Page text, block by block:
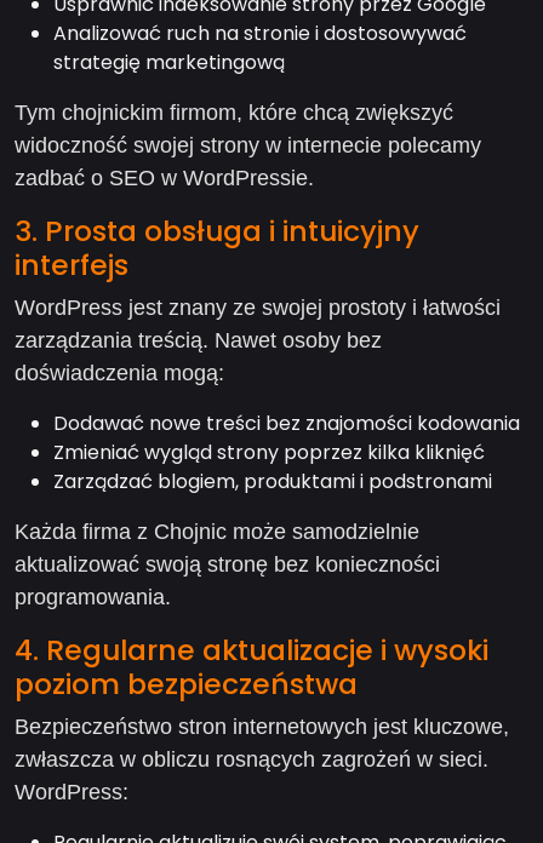
Analizować ruch na stronie i dostosowywać
strategię marketingową
Tym chojnickim firmom, które chcą zwiększyć
widoczność swojej strony w internecie polecamy
zadbać o SEO w WordPressie.
3. Prosta obsługa i intuicyjny
interfejs
WordPress jest znany ze swojej prostoty i łatwości
zarządzania treścią. Nawet osoby bez
doświadczenia mogą:
Dodawać nowe treści bez znajomości kodowania
Zmieniać wygląd strony poprzez kilka kliknięć
Zarządzać blogiem, produktami i podstronami
Każda firma z Chojnic może samodzielnie
aktualizować swoją stronę bez konieczności
programowania.
4. Regularne aktualizacje i wysoki
poziom bezpieczeństwa
Bezpieczeństwo stron internetowych jest kluczowe,
zwłaszcza w obliczu rosnących zagrożeń w sieci.
WordPress: